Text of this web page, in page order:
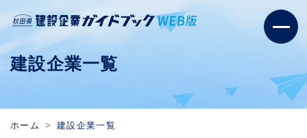
建設企業一覧
ホーム 建設企業一覧